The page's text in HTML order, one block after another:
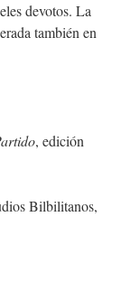
devotos. La
también en
, edición
Bilbilitanos,